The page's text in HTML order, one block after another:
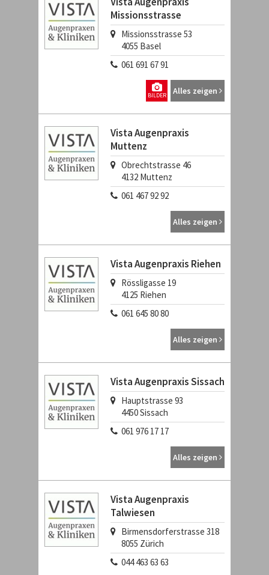
Missionsstrasse
Missionsstrasse 53
4055 Basel
061 691 67 91
Alles zeigen
BILDER
Vista Augenpraxis
Muttenz
Obrechtstrasse 46
4132 Muttenz
061 467 92 92
Alles zeigen
Vista Augenpraxis Riehen
Rössligasse 19
4125 Riehen
061 645 80 80
Alles zeigen
Vista Augenpraxis Sissach
Hauptstrasse 93
4450Sissach
061 976 17 17
Alles zeigen
Vista Augenpraxis
Talwiesen
Birmensdorferstrasse 318
8055 Zürich
044 463 63 63